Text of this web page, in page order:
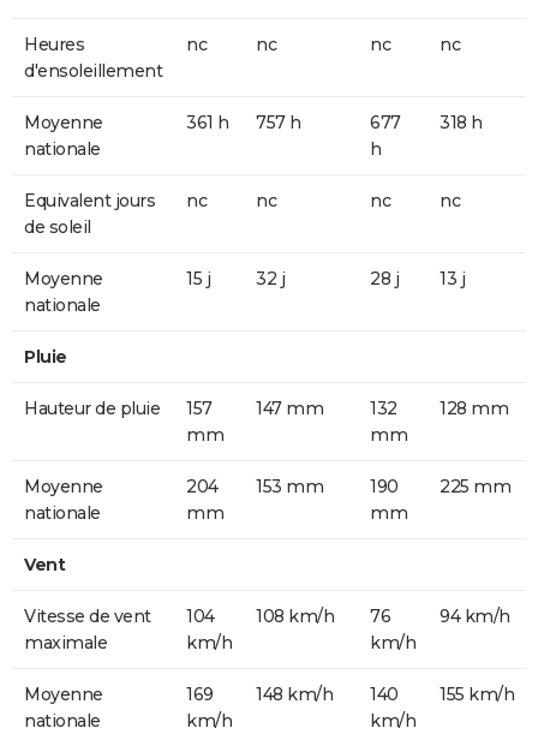
Heures
d'ensoleillement
nc nc nc nc
Moyenne
nationale
361 h 757 h
677
h
318 h
Equivalent jours
de soleil
nc nc nc nc
Moyenne
nationale
15 j 32 j 28 j 13 j
Pluie
Hauteur de pluie
157
mm
147 mm
132
mm
128 mm
Moyenne
nationale
204
mm
153 mm
190
mm
225 mm
Vent
Vitesse de vent
maximale
104
km/h
108 km/h
76
km/h
94 km/h
Moyenne
nationale
169
km/h
148 km/h
140
km/h
155 km/h